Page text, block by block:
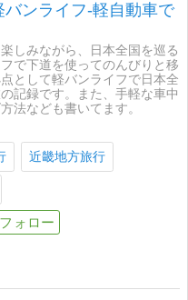
ンライフ-軽自動車で
しみながら、日本全国を巡る
で下道を使ってのんびりと移
として軽バンライフで日本全
記録です。また、手軽な車中
法なども書いてます。
近畿地方旅行